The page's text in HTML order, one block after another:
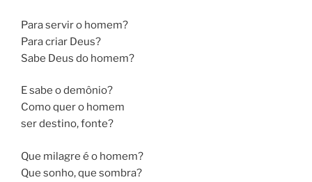
Para servir o homem?
Para criar Deus?
Sabe Deus do homem?
E sabe o demônio?
Como quer o homem
ser destino, fonte?
Que milagre é o homem?
Que sonho, que sombra?